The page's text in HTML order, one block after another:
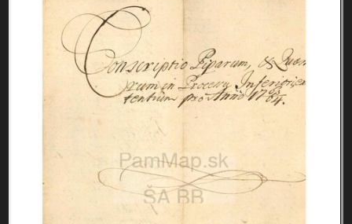
encykl. hesiel
materiály
miesta
udalosti